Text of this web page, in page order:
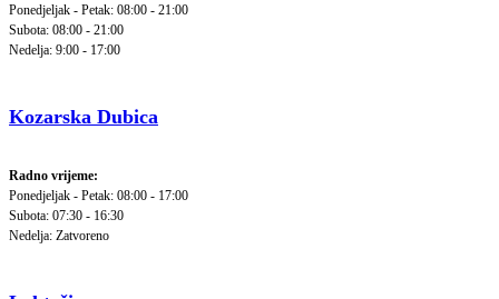
Ponedjeljak - Petak: 08:00 - 21:00
Subota: 08:00 - 21:00
Nedelja: 9:00 - 17:00
Kozarska Dubica
Radno vrijeme:
Ponedjeljak - Petak: 08:00 - 17:00
Subota: 07:30 - 16:30
Nedelja: Zatvoreno